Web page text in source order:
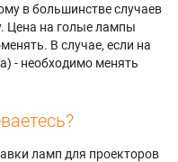
в большинстве случаев
Цена на голые лампы
В случае, если на
- необходимо менять
ламп для проекторов